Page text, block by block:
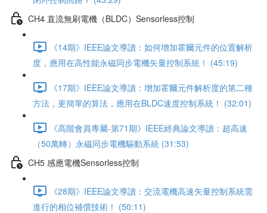
CH4 直流無刷電機（BLDC）Sensorless控制
《14期》IEEE論文導讀：如何增加霍爾元件的位置解析
度，應用在高性能永磁同步電機矢量控制系統！ (45:19)
《17期》IEEE論文導讀：增加霍爾元件解析度的第二種
方法，更簡單的算法，應用在BLDC速度控制系統！ (32:01)
《高階會員專屬-第71期》IEEE經典論文導讀：超高速
（50萬轉）永磁同步電機驅動系統 (31:53)
CH5 感應電機Sensorless控制
《28期》IEEE論文導讀：交流電機高速矢量控制系統需
進行的相位補償技術！ (50:11)